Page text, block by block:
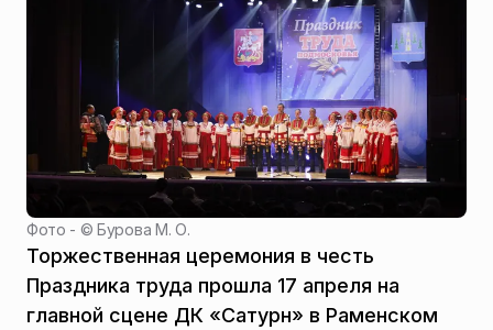
Фото - ©Бурова М. О.
Торжественная церемония в честь
Праздника труда прошла 17 апреля на
главной сцене ДК «Сатурн» в Раменском